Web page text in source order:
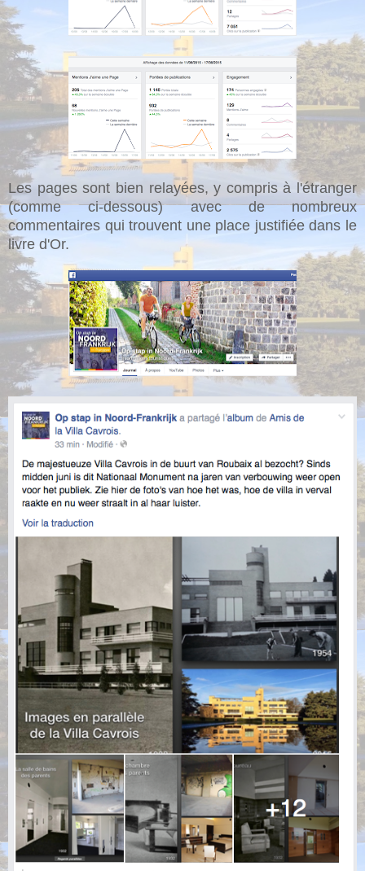
Les pages sont bien relayées, y compris à l'étranger
(comme ci-dessous) avec de nombreux
commentaires qui trouvent une place justifiée dans le
livre d'Or.